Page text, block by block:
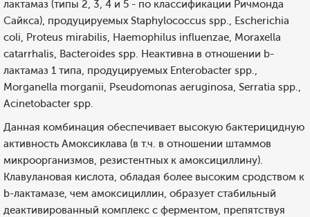
лактамаз (типы 2, 3, 4 и 5 - по классификации Ричмонда
Сайкса), продуцируемых Staphylococcus spp., Escherichia
coli, Proteus mirabilis, Haemophilus influenzae, Moraxella
catarrhalis, Bacteroides spp. Неактивна в отношении b-
лактамаз 1 типа, продуцируемых Enterobacter spp.,
Morganella morganii, Pseudomonas aeruginosa, Serratia spp.,
Acinetobacter spp.
Данная комбинация обеспечивает высокую бактерицидную
активность Амоксиклава (в т.ч. в отношении штаммов
микроорганизмов, резистентных к амоксициллину).
Клавулановая кислота, обладая более высоким сродством к
b-лактамазе, чем амоксициллин, образует стабильный
деактивированный комплекс с ферментом, препятствуя